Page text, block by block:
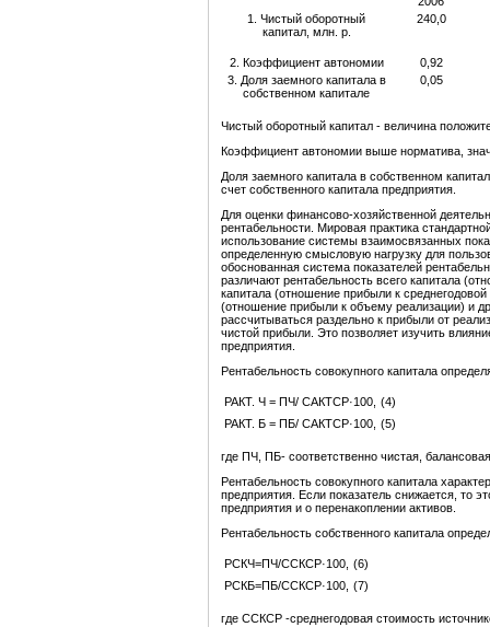
1. Чистый оборотный
капитал, млн. р.
240,0
2. Коэффициент автономии
0,92
3. Доля заемного капитала в
собственном капитале
0,05
Чистый оборотный капитал - величина
Коэффициент автономии выше норматива,
Доля заемного капитала в собственном
счет собственного капитала предприятия.
Для оценки финансово-хозяйственной
рентабельности. Мировая практика
использование системы взаимосвязанных
определенную смысловую нагрузку для
обоснованная система показателей
различают рентабельность всего капитала
капитала (отношение прибыли к
(отношение прибыли к объему реализации) и
рассчитываться раздельно к прибыли от
чистой прибыли. Это позволяет изучить
предприятия.
Рентабельность совокупного капитала
РАКТ. Ч = ПЧ/ САКТСР·100, (4)
РАКТ. Б = ПБ/ САКТСР·100, (5)
где ПЧ, ПБ- соответственно чистая,
Рентабельность совокупного капитала
предприятия. Если показатель снижается, то
предприятия и о перенакоплении активов.
Рентабельность собственного капитала
РСКЧ=ПЧ/ССКСР·100, (6)
РСКБ=ПБ/ССКСР·100, (7)
где ССКСР -среднегодовая стоимость